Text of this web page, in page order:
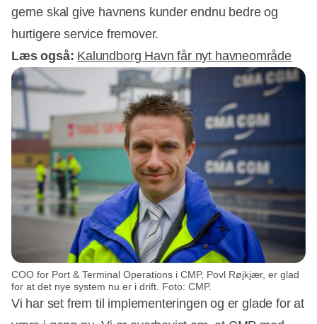
gerne skal give havnens kunder endnu bedre og
hurtigere service fremover.
Læs også: Kalundborg Havn får nyt havneområde
Annonce
COO for Port & Terminal Operations i CMP, Povl Røjkjær, er glad
for at det nye system nu er i drift. Foto: CMP.
Vi har set frem til implementeringen og er glade for at